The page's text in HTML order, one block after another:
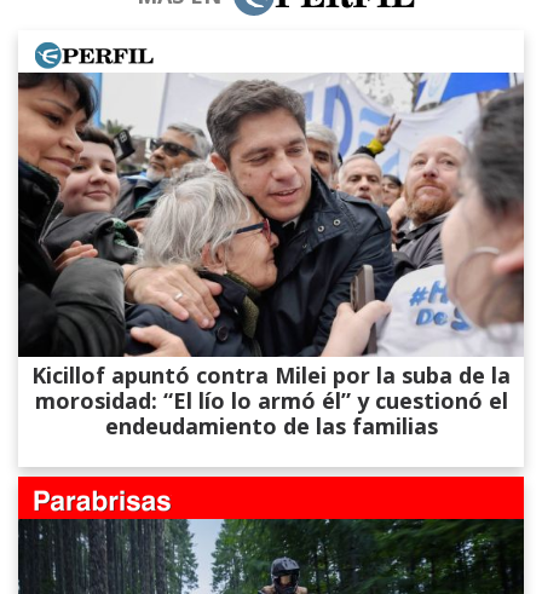
Kicillof apuntó contra Milei por la suba de la
morosidad: “El lío lo armó él” y cuestionó el
endeudamiento de las familias